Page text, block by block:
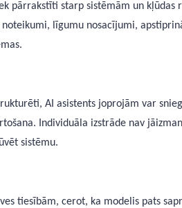
pārrakstīti starp sistēmām un kļūdas
līgumu nosacījumi,
AI asistents joprojām var
Individuāla izstrāde nav
sistēmu.
tiesībām, cerot, ka modelis pats